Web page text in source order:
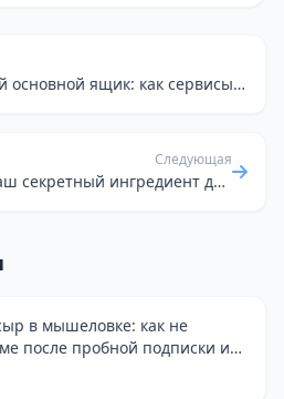
Хватит "светить" свой основной ящик: как сервисы временной почты спасают нас от спама и защищают личность
Следующая
Одноразовая почта: ваш секретный ингредиент для цифрового минимализма и спокойных QA тестов
в мышеловке: как не
после пробной подписки и